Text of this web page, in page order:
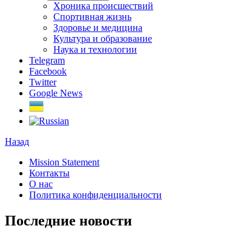
Хроника происшествий
Спортивная жизнь
Здоровье и медицина
Культура и образование
Наука и технологии
Telegram
Facebook
Twitter
Google News
Назад
Mission Statement
Контакты
О нас
Политика конфиденциальности
Последние новости